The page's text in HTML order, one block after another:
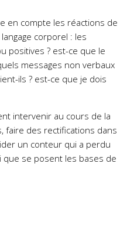
en compte les réactions de
corporel : les
positives ? est-ce que le
quels messages non verbaux
ils ? est-ce que je dois
intervenir au cours de la
faire des rectifications dans
un conteur qui a perdu
que se posent les bases de